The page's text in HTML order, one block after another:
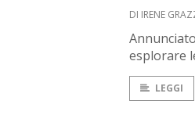
DI IRENE
esplorare
LEGGI